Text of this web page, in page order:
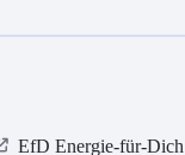
EfD Energie-für-